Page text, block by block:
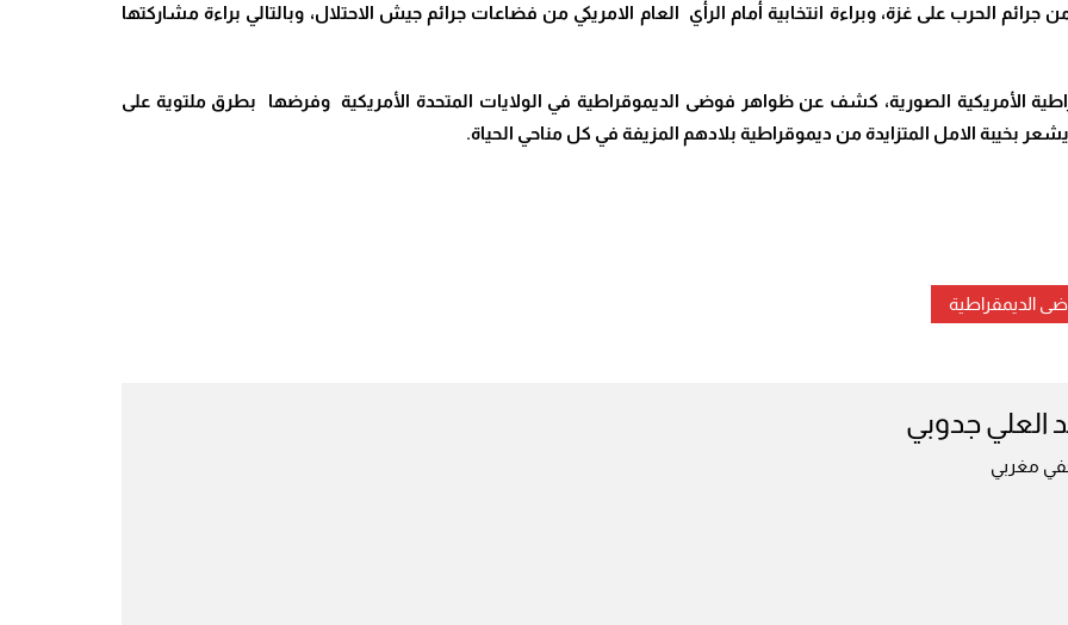
الحرب على غزة، وبراءة انتخابية أمام الرأي العام الامريكي من فضاعات جرائم جيش الاحتلال، وبالتالي براءة مشاركتها
الأمريكية الصورية، كشف عن ظواهر فوضى الديموقراطية في الولايات المتحدة الأمريكية وفرضها بطرق ملتوية على
بخيبة الامل المتزايدة من ديموقراطية بلادهم المزيفة في كل مناحي الحياة.
الديمقراطية
العلي جدوبي
مغربي